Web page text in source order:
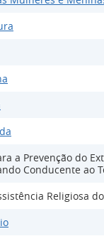
a Prevenção do
Conducente ao
Religiosa